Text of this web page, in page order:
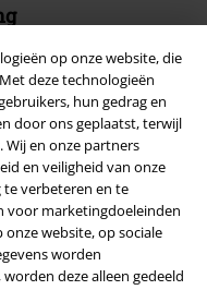
op onze website, die
deze technologieën
hun gedrag en
door ons geplaatst, terwijl
Wij en onze partners
en veiligheid van onze
te verbeteren en te
voor marketingdoeleinden
website, op sociale
worden
deze alleen gedeeld